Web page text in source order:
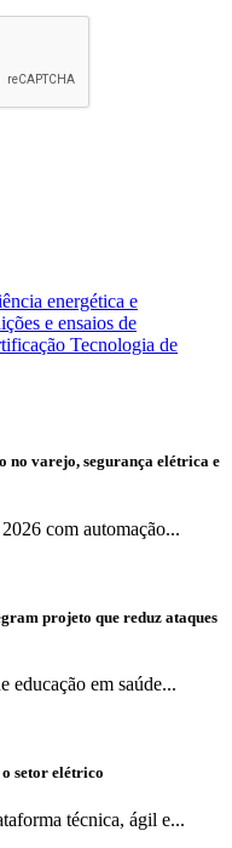
energética e
e ensaios de
Tecnologia de
no varejo, segurança elétrica e
com automação...
projeto que reduz ataques
educação em saúde...
setor elétrico
técnica, ágil e...